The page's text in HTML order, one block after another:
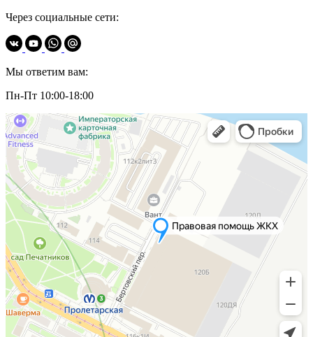
Через социальные сети:
Мы ответим вам:
Пн-Пт 10:00-18:00